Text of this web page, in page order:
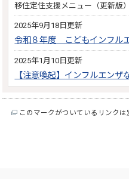
移住定住支援メニュー（更新版）
2025年9月18日更新
令和８年度 こどもインフル
2025年1月10日更新
【注意喚起】インフルエン
このマークがついているリンク